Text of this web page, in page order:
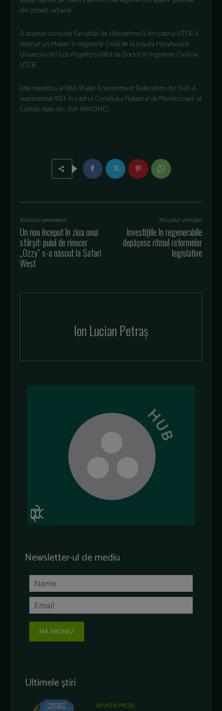
din zonele urbane.
A absolvit cursurile Facultății de Hidrotehnică din cadrul UTCB. A
obținut un Master în Inginerie Civilă de la Loyola Marymount
University din Los Angeles și titlul de Doctor în Inginerie Civilă la
UTCB.
Este membru al IWA, Water Environment Federation din SUA. A
reprezentat WEF în cadrul Consiliului Național de Monitorizare al
Calității Apei din SUA (NWQMC).
Articolul precedent
Un nou început în ziua unui
sfârșit: puiul de rinocer
„Ozzy” s-a născut la Safari
West
Articolul următor
Investițiile în regenerabile
depășesc ritmul reformelor
legislative
Ion Lucian Petraș
Newsletter-ul de mediu
MĂ ABONEZ
Ultimele știri
REVISTA PRESEI